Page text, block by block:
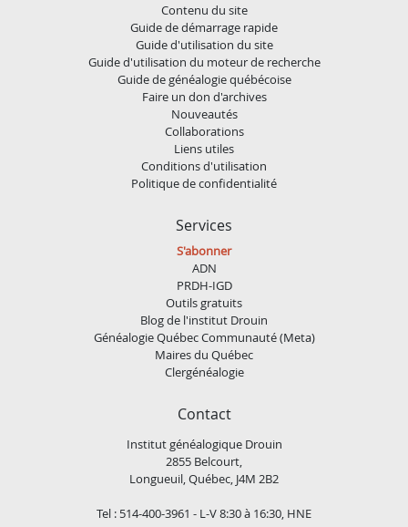
Contenu du site
Guide de démarrage rapide
Guide d'utilisation du site
Guide d'utilisation du moteur de recherche
Guide de généalogie québécoise
Faire un don d'archives
Nouveautés
Collaborations
Liens utiles
Conditions d'utilisation
Politique de confidentialité
Services
S'abonner
ADN
PRDH-IGD
Outils gratuits
Blog de l'institut Drouin
Généalogie Québec Communauté (Meta)
Maires du Québec
Clergénéalogie
Contact
Institut généalogique Drouin
2855 Belcourt,
Longueuil, Québec, J4M 2B2
Tel : 514-400-3961 - L-V 8:30 à 16:30, HNE